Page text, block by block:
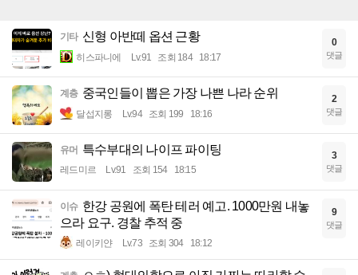
기타 신형 아반떼 옵션 근황
히스파니에 Lv.91 조회 184 18:17
0
댓글
계층 중국인들이 뽑은 가장 나쁜 나라 순위
달섭지롱 Lv.94 조회 199 18:16
2
댓글
유머 특수부대의 나이프 파이팅
레드미르 Lv.91 조회 154 18:15
3
댓글
이슈 한강 공원에 폭탄 테러 예고. 1000만원 내놓
으라 요구. 경찰 추적 중
레이키얀 Lv.73 조회 304 18:12
9
댓글